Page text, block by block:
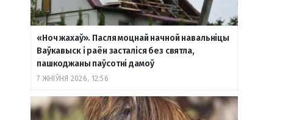
«Ноч жахаў». Пасля моцнай начной навальніцы
Ваўкавыск і раён засталіся без святла,
пашкоджаны паўсотні дамоў
7 ЖНІЎНЯ 2026, 12:56